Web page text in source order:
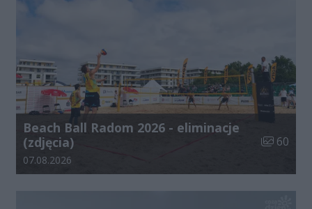
Beach Ball Radom 2026 - eliminacje
(zdjęcia)
Liczba
60
Data dodania galerii:
07.08.2026